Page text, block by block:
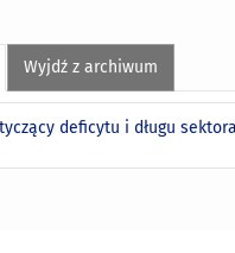
Wyjdź z archiwum
deficytu i długu